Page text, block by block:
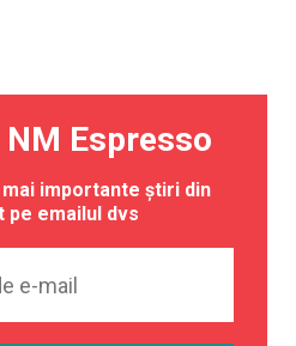
Espresso
importante știri din
pe emailul dvs